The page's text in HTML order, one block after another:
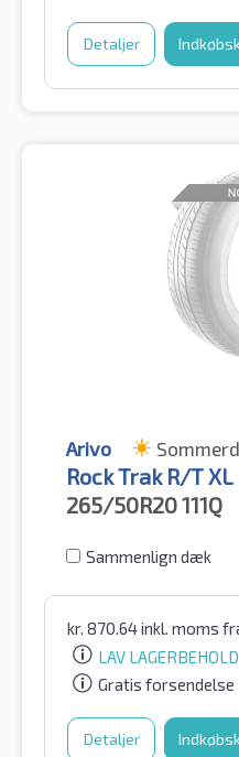
Detaljer
Arivo
Rock Trak R/T XL
265/50R20111Q
Sammenlign dæk
kr. 870.64inkl. moms
LAV
Gratis forsendelse
Detaljer